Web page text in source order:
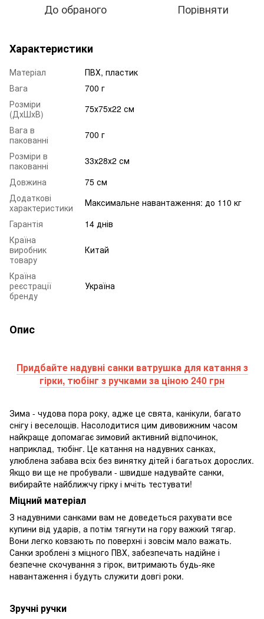
До обраного Порівняти
Характеристики
Матеріал
ПВХ, пластик
Вага
700 г
Розміри
(ДхШхВ)
75х75х22 см
Вага в
пакованні
700 г
Розміри в
пакованні
33х28х2 см
Довжина
75 см
Додаткові
характеристики
Максимальне навантаження: до 110 кг
Гарантія
14 днів
Країна
виробник
товару
Китай
Країна
реєстрації
бренду
Україна
Опис
Придбайте надувні санки ватрушка для катання з
гірки, тюбінг з ручками за ціною 240 грн
Зима - чудова пора року, адже це свята, канікули, багато
снігу і веселощів. Насолодитися цим дивовижним часом
найкраще допомагає зимовий активний відпочинок,
наприклад, тюбінг. Це катання на надувних санках,
улюблена забава всіх без винятку дітей і багатьох дорослих.
Якщо ви ще не пробували - швидше надувайте санки,
вибирайте найближчу гірку і мчіть тестувати!
Міцний матеріал
З надувними санками вам не доведеться рахувати все
купини від ударів, а потім тягнути на гору важкий тягар.
Вони легко ковзають по поверхні і зовсім мало важать.
Санки зроблені з міцного ПВХ, забезпечать надійне і
безпечне скочування з гірок, витримають будь-яке
навантаження і будуть служити довгі роки.
Зручні ручки